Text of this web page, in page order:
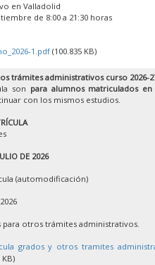
en Valladolid
de 8:00 a 21:30 horas
1.pdf(100.835 KB)
trámites administrativos curso 2026-
son para alumnos matriculados
con los mismos estudios.
DE 2026
(automodificación)
para otros trámites administrativos.
grados y otros tramites
KB)